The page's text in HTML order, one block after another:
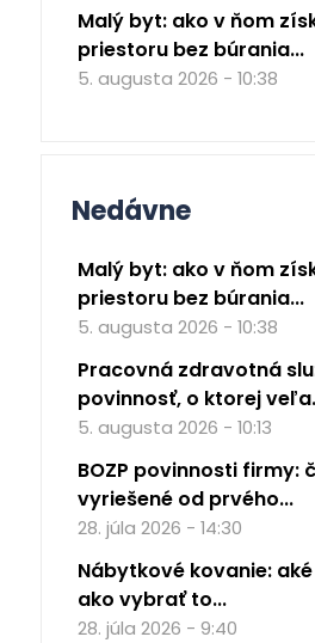
Malý byt: ako v ňom
priestoru bez búrania...
5. augusta 2026 - 10:38
Nedávne
Malý byt: ako v ňom
priestoru bez búrania...
5. augusta 2026 - 10:38
Pracovná zdravotná
povinnosť, o ktorej
5. augusta 2026 - 10:13
BOZP povinnosti firmy:
vyriešené od prvého...
28. júla 2026 - 14:30
Nábytkové kovanie:
ako vybrať to...
28. júla 2026 - 9:40